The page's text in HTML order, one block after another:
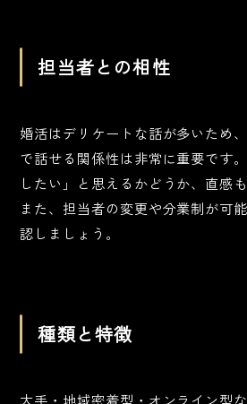
担当者との相性
婚活はデリケートな話が多いため
で話せる関係性は非常に重要です
したい」と思えるかどうか、直感も
また、担当者の変更や分業制が可
認しましょう。
種類と特徴
大手・地域密着型・オンライン型